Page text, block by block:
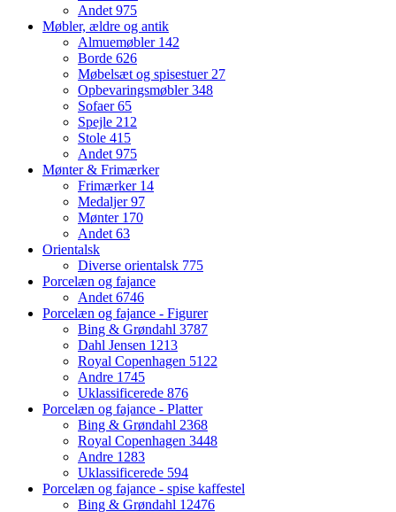
Andet 975
Møbler, ældre og antik
Almuemøbler 142
Borde 626
Møbelsæt og spisestuer 27
Opbevaringsmøbler348
Sofaer65
Spejle 212
Stole 415
Andet 975
Mønter & Frimærker
Frimærker 14
Medaljer97
Mønter 170
Andet 63
Orientalsk
Diverse orientalsk 775
Porcelæn og fajance
Andet 6746
Porcelæn og fajance - Figurer
Bing & Grøndahl 3787
Dahl Jensen 1213
Royal Copenhagen 5122
Andre 1745
Uklassificerede 876
Porcelæn og fajance - Platter
Bing & Grøndahl 2368
Royal Copenhagen 3448
Andre 1283
Uklassificerede 594
Porcelæn og fajance - spise kaffestel
Bing & Grøndahl 12476